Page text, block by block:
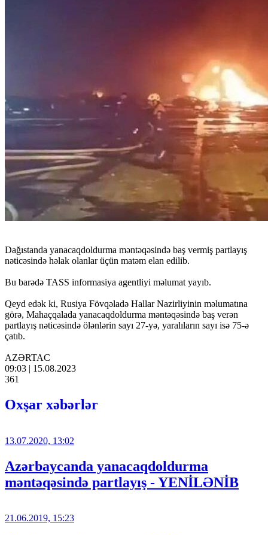
Dağıstanda yanacaqdoldurma məntəqəsində baş vermiş partlayış
nəticəsində həlak olanlar üçün matəm elan edilib.
Bu barədə TASS informasiya agentliyi məlumat yayıb.
Qeyd edək ki, Rusiya Fövqəladə Hallar Nazirliyinin məlumatına
görə, Mahaçqalada yanacaqdoldurma məntəqəsində baş verən
partlayış nəticəsində ölənlərin sayı 27-yə, yaralıların sayı isə 75-ə
çatıb.
AZƏRTAC
09:03 | 15.08.2023
361
Oxşar xəbərlər
13.07.2020, 13:02
Azərbaycanda yanacaqdoldurma
məntəqəsində partlayış - YENİLƏNİB
21.06.2019, 15:23